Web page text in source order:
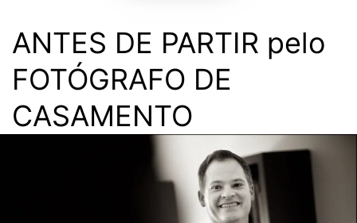
ANTES DE PARTIR pelo
FOTÓGRAFO DE
CASAMENTO